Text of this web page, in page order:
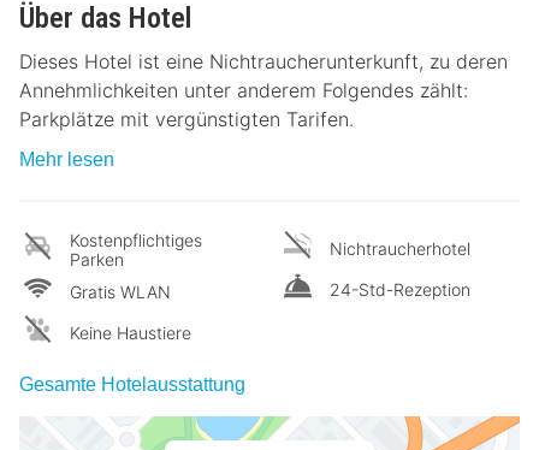
Über das Hotel
Dieses Hotel ist eine Nichtraucherunterkunft, zu deren
Annehmlichkeiten unter anderem Folgendes zählt:
Parkplätze mit vergünstigten Tarifen.
Mehr lesen
Kostenpflichtiges
Parken
Gratis WLAN
Keine Haustiere
Nichtraucherhotel
24-Std-Rezeption
Gesamte Hotelausstattung